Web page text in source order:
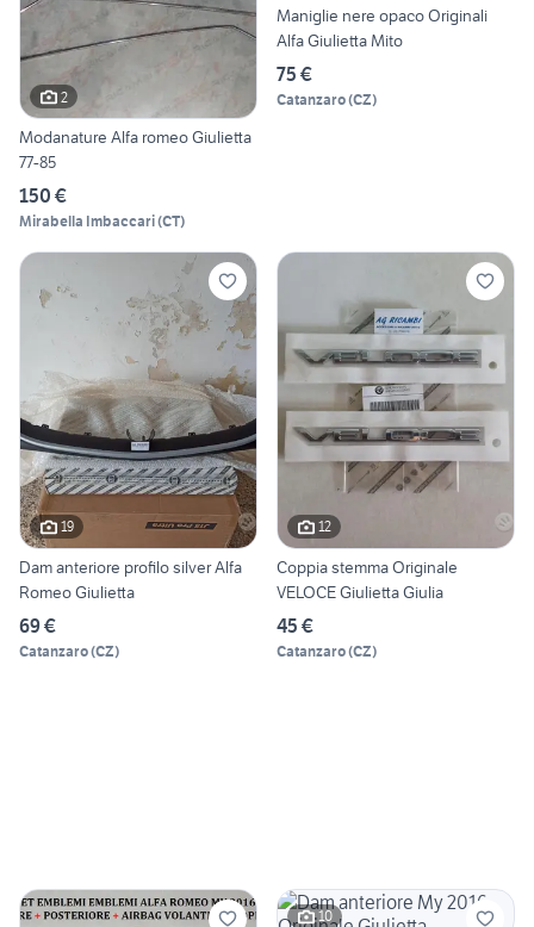
2
Modanature Alfa romeo Giulietta
77-85
150 €
Mirabella Imbaccari(CT)
Maniglie nere opaco Originali
Alfa Giulietta Mito
75 €
Catanzaro(CZ)
19
Dam anteriore profilo silver Alfa
Romeo Giulietta
69 €
Catanzaro(CZ)
12
Coppia stemma Originale
VELOCE Giulietta Giulia
45 €
Catanzaro(CZ)
10